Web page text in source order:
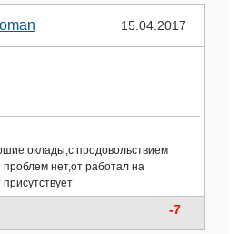
15.04.2017
оклады,с продовольствием
нет,от работал на
-7